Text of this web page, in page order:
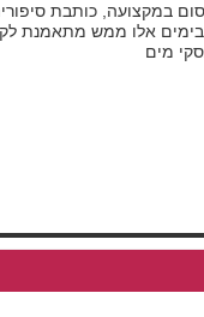
במקצועה, כותבת
אלו ממש מתאמנת
מים